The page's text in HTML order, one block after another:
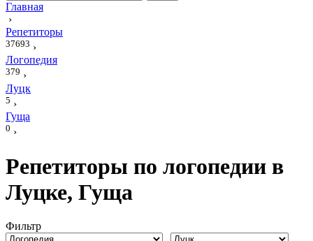
Главная
›
Репетиторы
37693 ›
Логопедия
379 ›
Луцк
5 ›
Гуща
0 ›
Репетиторы по логопедии в
Луцке, Гуща
Фильтр